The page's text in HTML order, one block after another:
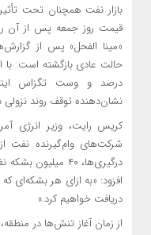
بازار نفت همچنان تحت
قیمت روز جمعه پس از آن
«مینا الفحل» پس از
نشان‌دهنده توقف روند
کریس رایت، وزیر انرژی
شرکت‌های وام‌گیرنده نفت
درگیری‌ها، ۴۰
دریافت خواهیم کرد.»
از زمان آغاز تنش‌ها در